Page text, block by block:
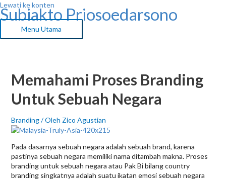
Lewati ke konten
Subiakto Priosoedarsono
Menu Utama
Memahami Proses Branding
Untuk Sebuah Negara
Branding/ Oleh Zico Agustian
Pada dasarnya sebuah negara adalah sebuah brand, karena
pastinya sebuah negara memiliki nama ditambah makna. Proses
branding untuk sebuah negara atau Pak Bi bilang country
branding singkatnya adalah suatu ikatan emosi sebuah negara